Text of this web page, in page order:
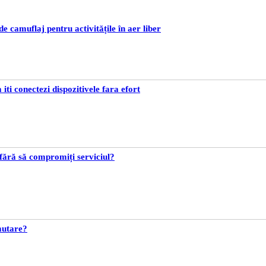
camuflaj pentru activitățile în aer liber
conectezi dispozitivele fara efort
să compromiți serviciul?